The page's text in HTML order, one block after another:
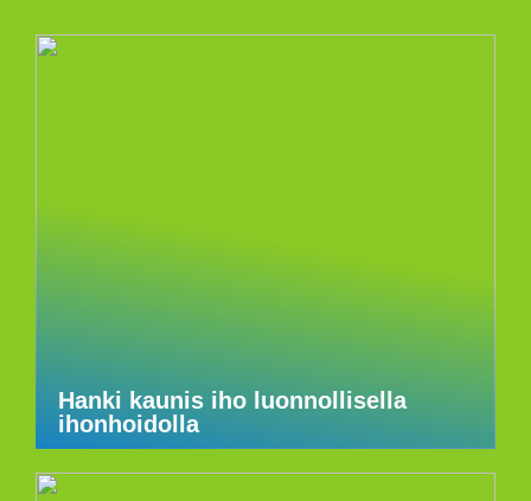
Hanki kaunis iho luonnollisella
ihonhoidolla